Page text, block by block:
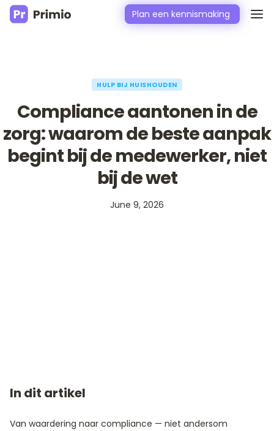
Plan een kennismaking
HULP BIJ HUISHOUDEN
Compliance aantonen in de
zorg: waarom de beste aanpak
begint bij de medewerker, niet
bij de wet
June 9, 2026
In dit artikel
Van waardering naar compliance — niet andersom